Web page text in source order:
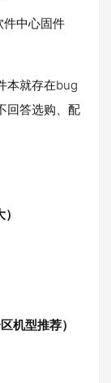
中心固件
本就存在bug
回答选购、配
机型推荐）